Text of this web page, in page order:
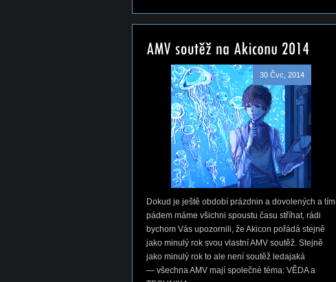
30 Čvc, 2014
Dokud je ještě období prázdnin a dovolených a tím
pádem máme všichni spoustu času stříhat, rádi
bychom Vás upozornili, že Akicon pořádá stejně
jako minulý rok svou vlastní AMV soutěž. Stejně
jako minulý rok to ale není soutěž ledajaká
— všechna AMV mají společné téma: VĚDA a